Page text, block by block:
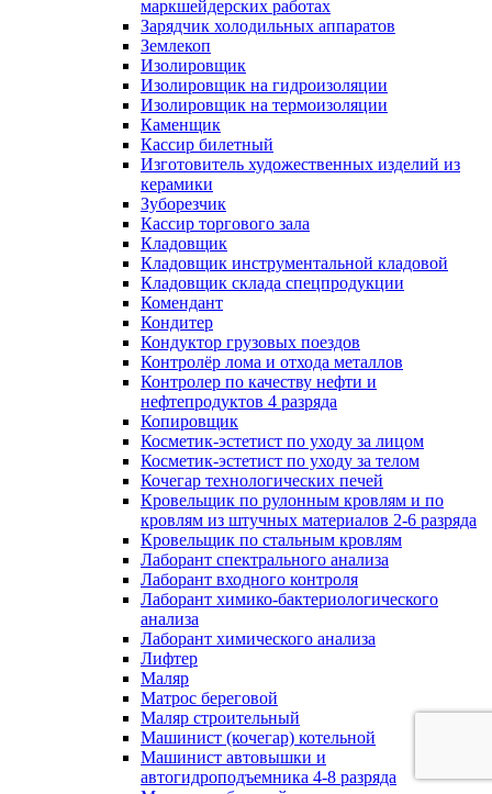
маркшейдерских работах
Зарядчик холодильных аппаратов
Землекоп
Изолировщик
Изолировщик на гидроизоляции
Изолировщик на термоизоляции
Каменщик
Кассир билетный
Изготовитель художественных изделий из
керамики
Зуборезчик
Кассир торгового зала
Кладовщик
Кладовщик инструментальной кладовой
Кладовщик склада спецпродукции
Комендант
Кондитер
Кондуктор грузовых поездов
Контролёр лома и отхода металлов
Контролер по качеству нефти и
нефтепродуктов 4 разряда
Копировщик
Косметик-эстетист по уходу за лицом
Косметик-эстетист по уходу за телом
Кочегар технологических печей
Кровельщик по рулонным кровлям и по
кровлям из штучных материалов 2-6 разряда
Кровельщик по стальным кровлям
Лаборант спектрального анализа
Лаборант входного контроля
Лаборант химико-бактериологического
анализа
Лаборант химического анализа
Лифтер
Маляр
Матрос береговой
Маляр строительный
Машинист (кочегар) котельной
Машинист автовышки и
автогидроподъемника 4-8 разряда